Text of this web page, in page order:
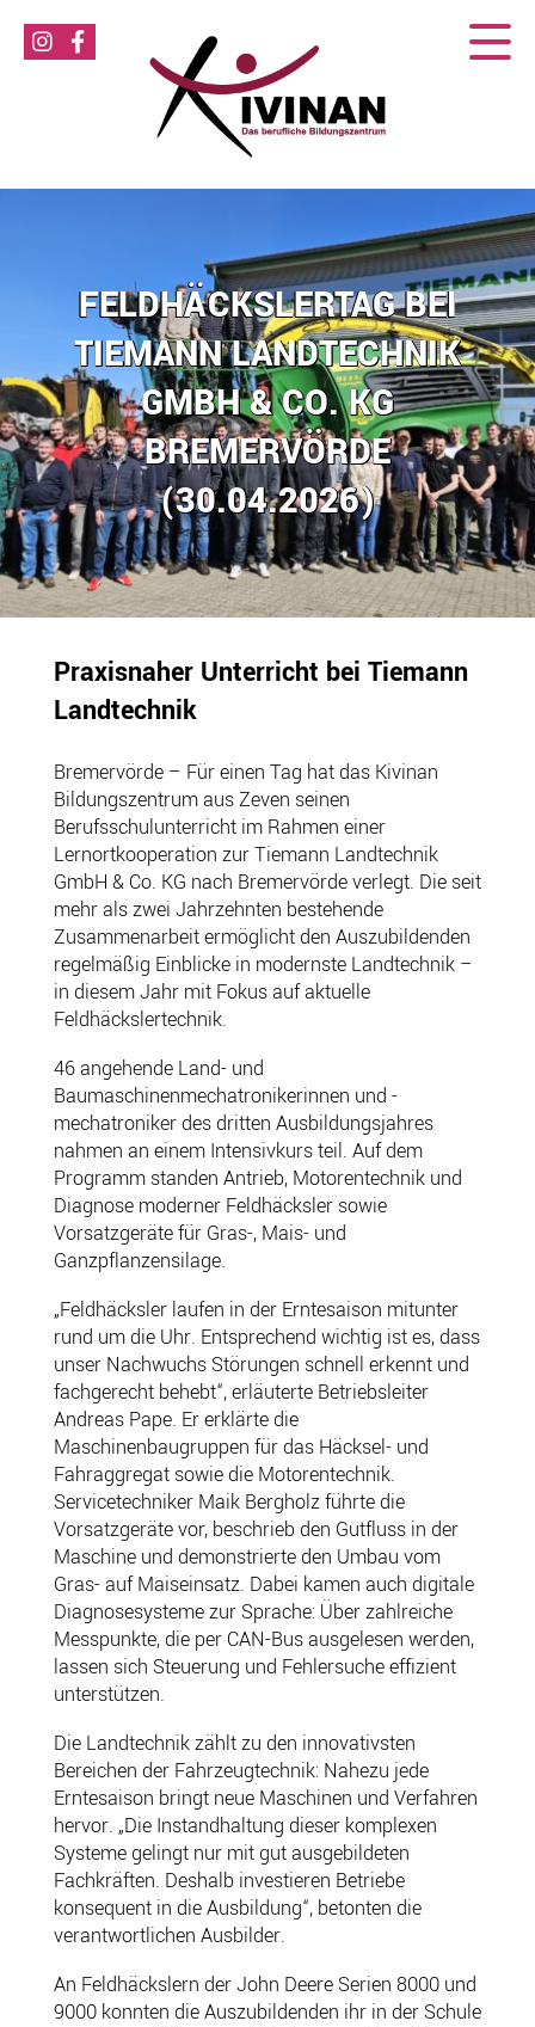
FELDHÄCKSLERTAG BEI
TIEMANN LANDTECHNIK
GMBH & CO. KG
BREMERVÖRDE
(30.04.2026)
Praxisnaher Unterricht bei Tiemann
Landtechnik
Bremervörde – Für einen Tag hat das Kivinan
Bildungszentrum aus Zeven seinen
Berufsschulunterricht im Rahmen einer
Lernortkooperation zur Tiemann Landtechnik
GmbH & Co. KG nach Bremervörde verlegt. Die seit
mehr als zwei Jahrzehnten bestehende
Zusammenarbeit ermöglicht den Auszubildenden
regelmäßig Einblicke in modernste Landtechnik –
in diesem Jahr mit Fokus auf aktuelle
Feldhäckslertechnik.
46 angehende Land- und
Baumaschinenmechatronikerinnen und -
mechatroniker des dritten Ausbildungsjahres
nahmen an einem Intensivkurs teil. Auf dem
Programm standen Antrieb, Motorentechnik und
Diagnose moderner Feldhäcksler sowie
Vorsatzgeräte für Gras-, Mais- und
Ganzpflanzensilage.
„Feldhäcksler laufen in der Erntesaison mitunter
rund um die Uhr. Entsprechend wichtig ist es, dass
unser Nachwuchs Störungen schnell erkennt und
fachgerecht behebt“, erläuterte Betriebsleiter
Andreas Pape. Er erklärte die
Maschinenbaugruppen für das Häcksel- und
Fahraggregat sowie die Motorentechnik.
Servicetechniker Maik Bergholz führte die
Vorsatzgeräte vor, beschrieb den Gutfluss in der
Maschine und demonstrierte den Umbau vom
Gras- auf Maiseinsatz. Dabei kamen auch digitale
Diagnosesysteme zur Sprache: Über zahlreiche
Messpunkte, die per CAN-Bus ausgelesen werden,
lassen sich Steuerung und Fehlersuche effizient
unterstützen.
Die Landtechnik zählt zu den innovativsten
Bereichen der Fahrzeugtechnik: Nahezu jede
Erntesaison bringt neue Maschinen und Verfahren
hervor. „Die Instandhaltung dieser komplexen
Systeme gelingt nur mit gut ausgebildeten
Fachkräften. Deshalb investieren Betriebe
konsequent in die Ausbildung“, betonten die
verantwortlichen Ausbilder.
An Feldhäckslern der John Deere Serien 8000 und
9000 konnten die Auszubildenden ihr in der Schule